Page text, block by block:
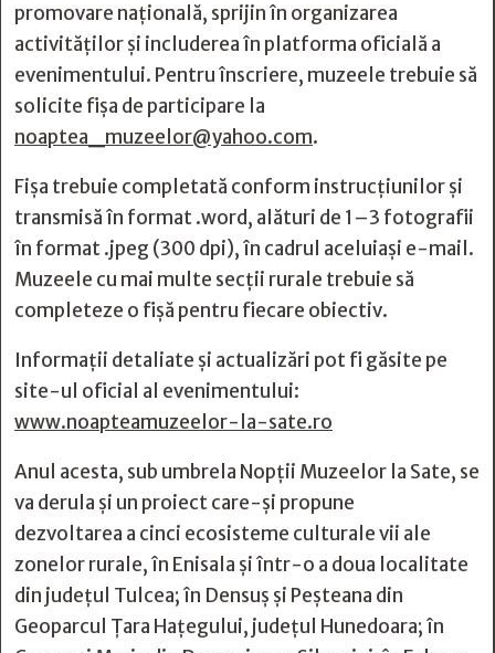
promovare națională, sprijin în organizarea
activităților și includerea în platforma oficială a
evenimentului. Pentru înscriere, muzeele trebuie să
solicite fișa de participare la
noaptea_muzeelor@yahoo.com.
Fișa trebuie completată conform instrucțiunilor și
transmisă în format .word, alături de 1–3 fotografii
în format .jpeg (300 dpi), în cadrul aceluiași e-mail.
Muzeele cu mai multe secții rurale trebuie să
completeze o fișă pentru fiecare obiectiv.
Informații detaliate și actualizări pot fi găsite pe
site-ul oficial al evenimentului:
www.noapteamuzeelor-la-sate.ro
Anul acesta, sub umbrela Nopții Muzeelor la Sate, se
va derula și un proiect care-și propune
dezvoltarea a cinci ecosisteme culturale vii ale
zonelor rurale, în Enisala și într-o a doua localitate
din județul Tulcea; în Densuș și Peșteana din
Geoparcul Țara Hațegului, județul Hunedoara; în